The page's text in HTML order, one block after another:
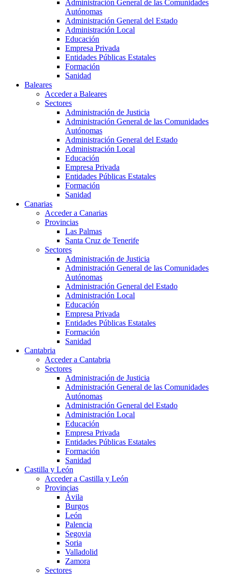
Administración General de las Comunidades
Autónomas
Administración General del Estado
Administración Local
Educación
Empresa Privada
Entidades Públicas Estatales
Formación
Sanidad
Baleares
Acceder a Baleares
Sectores
Administración de Justicia
Administración General de las Comunidades
Autónomas
Administración General del Estado
Administración Local
Educación
Empresa Privada
Entidades Públicas Estatales
Formación
Sanidad
Canarias
Acceder a Canarias
Provincias
Las Palmas
Santa Cruz de Tenerife
Sectores
Administración de Justicia
Administración General de las Comunidades
Autónomas
Administración General del Estado
Administración Local
Educación
Empresa Privada
Entidades Públicas Estatales
Formación
Sanidad
Cantabria
Acceder a Cantabria
Sectores
Administración de Justicia
Administración General de las Comunidades
Autónomas
Administración General del Estado
Administración Local
Educación
Empresa Privada
Entidades Públicas Estatales
Formación
Sanidad
Castilla y León
Acceder a Castilla y León
Provincias
Ávila
Burgos
León
Palencia
Segovia
Soria
Valladolid
Zamora
Sectores